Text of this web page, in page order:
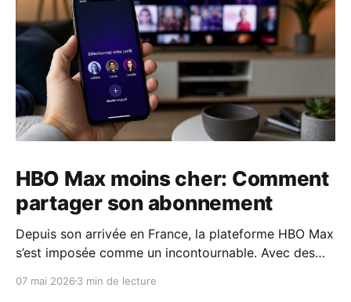
HBO Max moins cher: Comment
partager son abonnement
Depuis son arrivée en France, la plateforme HBO Max
s’est imposée comme un incontournable. Avec des
Us ou l'intégrale d'Harry Potter. Pourtant la rumeur
07 mai 2026 3 min de lecture